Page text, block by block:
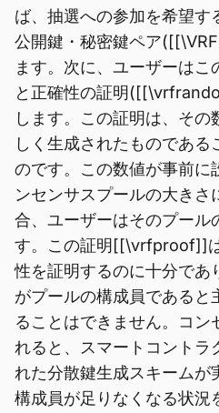
ば、抽選への参加を希望す
公開鍵・秘密鍵ペア
ます。次に、ユーザーは
と正確性の証明
します。この証明は、その
しく生成されたものである
のです。この数値が事前に
ンセンサスプールの大きさ
合、ユーザーはそのプール
す。この証明[[\vrfproof]]
性を証明するのに十分であ
がプールの構成員であると
ることはできません。コン
れると、スマートコントラ
れた分散鍵生成スキームが
構成員が足りなくなる状況